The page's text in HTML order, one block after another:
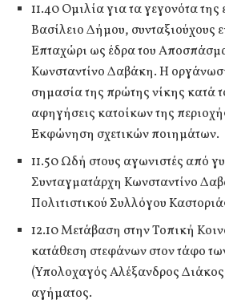
11.40 Ομιλία για τα γεγονότα
Βασίλειο Δήμου, συνταξιούχους
Επταχώρι ως έδρα του
Κωνσταντίνο Δαβάκη. Η
σημασία της πρώτης νίκης κατά
αφηγήσεις κατοίκων της
Εκφώνηση σχετικών ποιημάτων.
11.50 Ωδή στους αγωνιστές από
Συνταγματάρχη Κωνσταντίνο
Πολιτιστικού Συλλόγου
12.10 Μετάβαση στην Τοπική
κατάθεση στεφάνων στον τάφο
(Υπολοχαγός Αλέξανδρος
αγήματος.